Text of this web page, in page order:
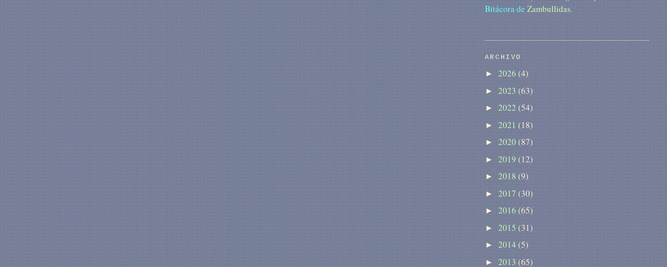
Bitácora de Zambullidas.
ARCHIVO
► 2026 (4)
► 2023 (63)
► 2022 (54)
► 2021 (18)
► 2020 (87)
► 2019 (12)
► 2018 (9)
► 2017 (30)
► 2016 (65)
► 2015 (31)
► 2014 (5)
► 2013 (65)